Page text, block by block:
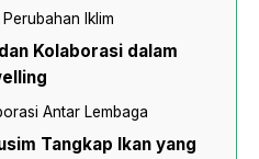
Iklim
Kolaborasi dalam
Antar Lembaga
Tangkap Ikan yang